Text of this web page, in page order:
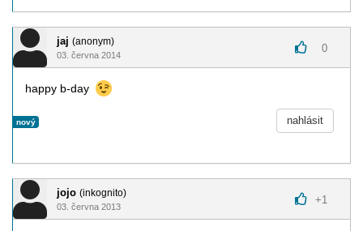
jaj (anonym)
03. června 2014
0
happy b-day
nový nahlásit
jojo (inkognito)
03. června 2013
+1